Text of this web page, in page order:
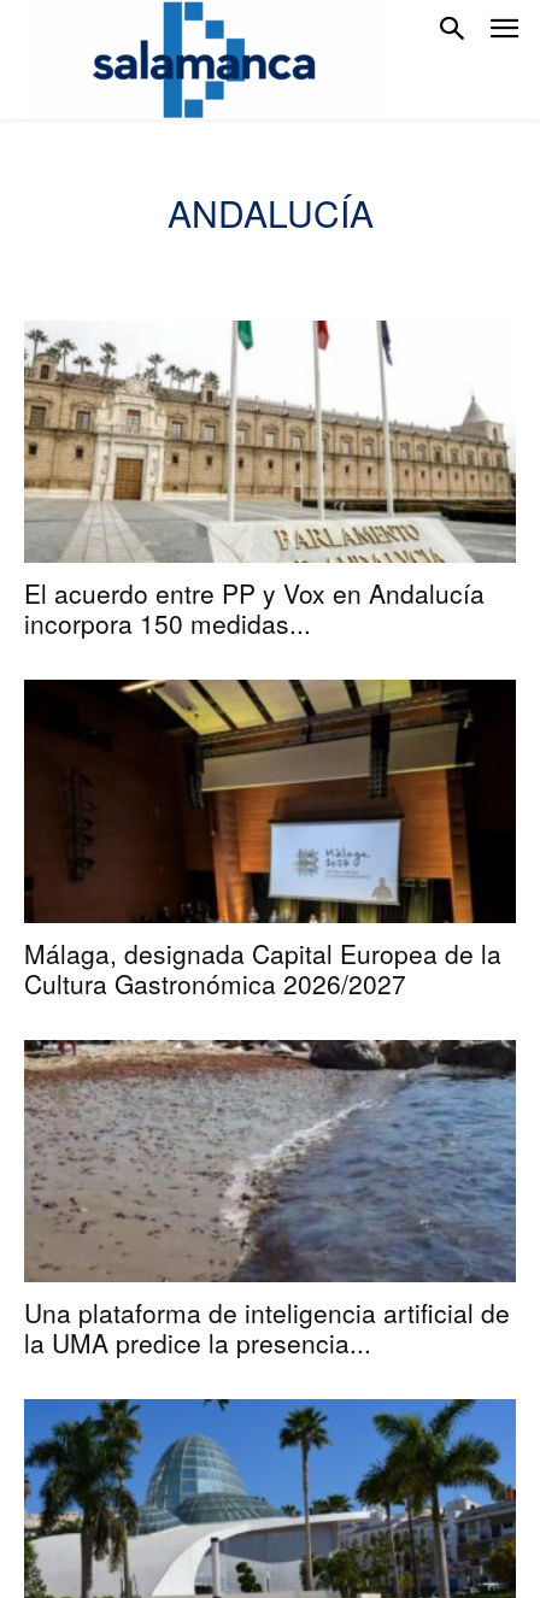
ANDALUCÍA
El acuerdo entre PP y Vox en Andalucía
incorpora 150 medidas...
Málaga, designada Capital Europea de la
Cultura Gastronómica 2026/2027
Una plataforma de inteligencia artificial de
la UMA predice la presencia...